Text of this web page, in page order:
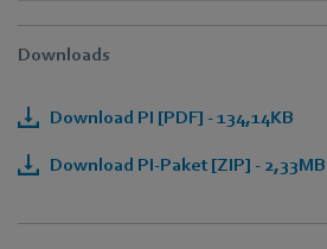
Downloads
Download PI [PDF] - 134,14KB
Download PI-Paket [ZIP] - 2,33MB